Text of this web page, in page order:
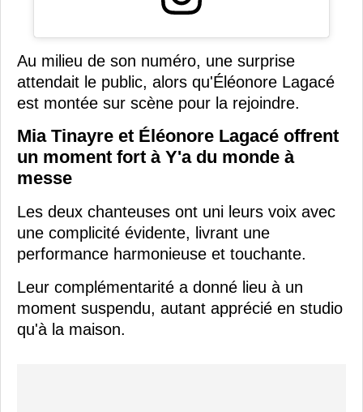
Au milieu de son numéro, une surprise
attendait le public, alors qu'Éléonore Lagacé
est montée sur scène pour la rejoindre.
Mia Tinayre et Éléonore Lagacé offrent
un moment fort à Y'a du monde à
messe
Les deux chanteuses ont uni leurs voix avec
une complicité évidente, livrant une
performance harmonieuse et touchante.
Leur complémentarité a donné lieu à un
moment suspendu, autant apprécié en studio
qu'à la maison.